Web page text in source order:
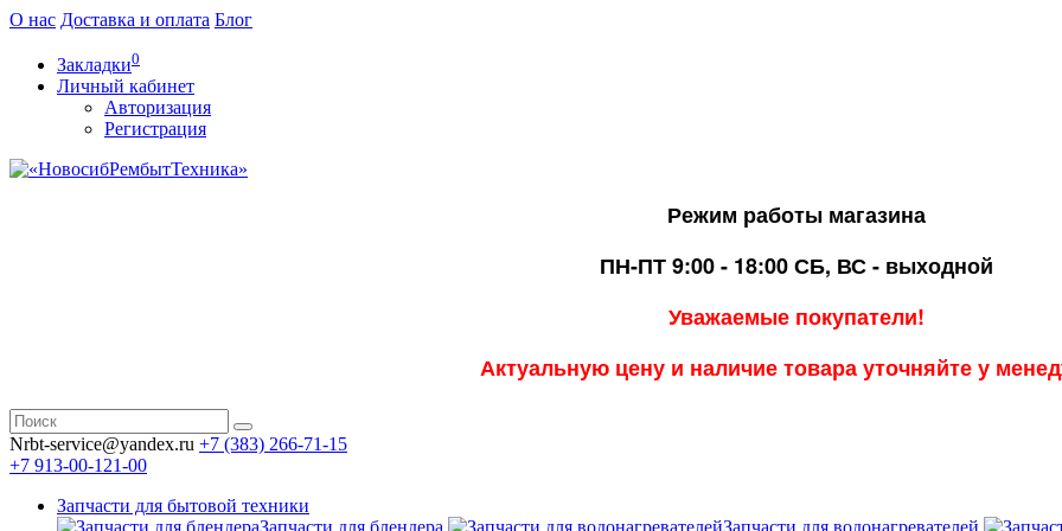
О нас Доставка и оплата Блог
Закладки0
Личный кабинет
Авторизация
Регистрация
Режим работы магазина
ПН-ПТ 9:00 - 18:00СБ, ВС - выходной
Уважаемые покупатели!
Актуальную цену и наличие товара уточняйте у
Nrbt-service@yandex.ru +7 (383) 266-71-15
+7 913-00-121-00
Запчасти для бытовой техники